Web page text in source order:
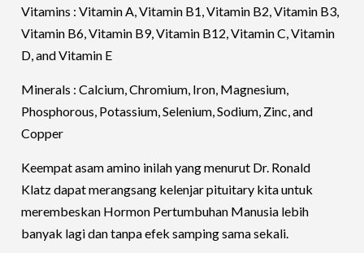
Vitamins : Vitamin A, Vitamin B1, Vitamin B2, Vitamin B3,
Vitamin B6, Vitamin B9, Vitamin B12, Vitamin C, Vitamin
D, and Vitamin E
Minerals : Calcium, Chromium, Iron, Magnesium,
Phosphorous, Potassium, Selenium, Sodium, Zinc, and
Copper
Keempat asam amino inilah yang menurut Dr. Ronald
Klatz dapat merangsang kelenjar pituitary kita untuk
merembeskan Hormon Pertumbuhan Manusia lebih
banyak lagi dan tanpa efek samping sama sekali.